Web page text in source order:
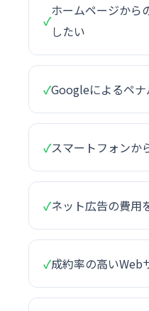
✓
ホームページから
したい
✓Googleによるペ
✓スマートフォンか
✓ネット広告の費用
✓成約率の高いWeb